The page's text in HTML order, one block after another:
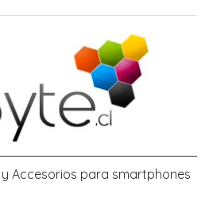
Accesorios para smartphones